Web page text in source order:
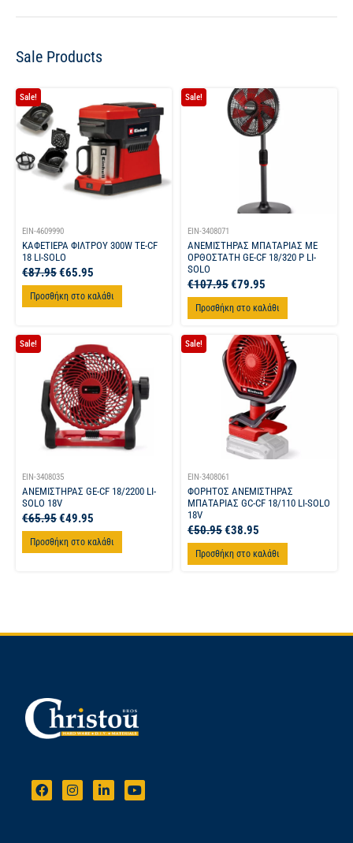
Sale Products
Sale!
EIN-4609990
ΚΑΦΕΤΙΕΡΑ ΦΙΛΤΡΟΥ 300W TE-CF
18 LI-SOLO
€87.95€65.95
Προσθήκη στο καλάθι
Sale!
EIN-3408071
ΑΝΕΜΙΣΤΗΡΑΣ ΜΠΑΤΑΡΙΑΣ ΜΕ
ΟΡΘΟΣΤΑΤΗ GE-CF 18/320 P LI-
SOLO
€107.95€79.95
Προσθήκη στο καλάθι
Sale!
EIN-3408035
ΑΝΕΜΙΣΤΗΡΑΣ GE-CF 18/2200 LI-
SOLO 18V
€65.95€49.95
Προσθήκη στο καλάθι
Sale!
EIN-3408061
ΦΟΡΗΤΟΣ ΑΝΕΜΙΣΤΗΡΑΣ
ΜΠΑΤΑΡΙΑΣ GC-CF 18/110 LI-SOLO
18V
€50.95€38.95
Προσθήκη στο καλάθι